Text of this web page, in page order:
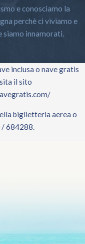
e conosciamo la
perchè ci viviamo e
siamo innamorati.
inclusa o nave gratis
il sito
biglietteria aerea o
/ 684288.